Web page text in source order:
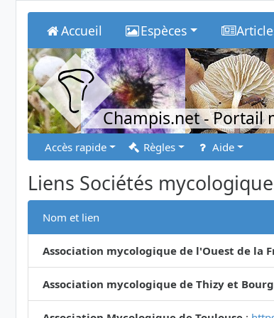
Accueil Espèces
Champis.net- Portail
Accès rapide Règles Aide
Liens Sociétés
Nom et lien
Association mycologique de l'Ouest de la
Association mycologique de Thizy et